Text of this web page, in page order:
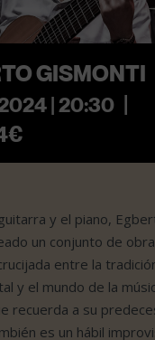
GISMONTI
| 20:30
y el piano,
un conjunto de
entre la
y el mundo de la
recuerda a su
es un hábil